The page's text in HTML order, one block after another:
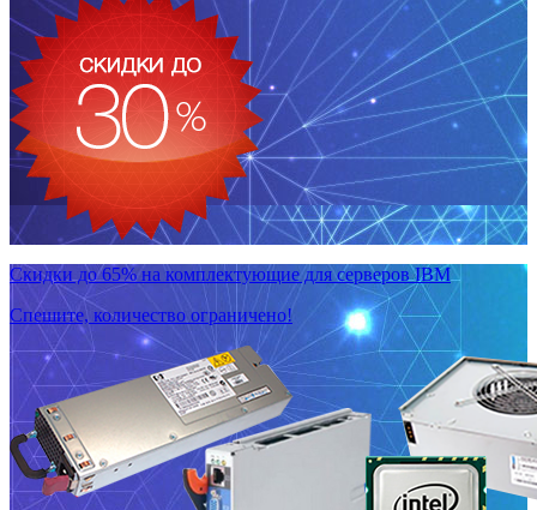
Скидки до 65% на комплектующие для серверов IBM
Спешите, количество ограничено!